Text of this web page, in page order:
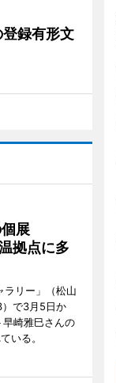
登録有形文
展
拠点に多
リー」（松山
で3月5日か
崎雅巳さんの
いる。